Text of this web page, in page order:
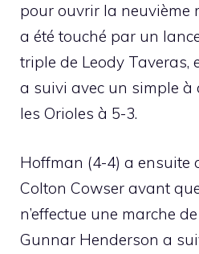
pour ouvrir la neuvième
a été touché par un
triple de Leody Taveras,
a suivi avec un simple
les Orioles à 5-3.
Hoffman (4-4) a ensuite
Colton Cowser avant
n’effectue une marche
Gunnar Henderson a